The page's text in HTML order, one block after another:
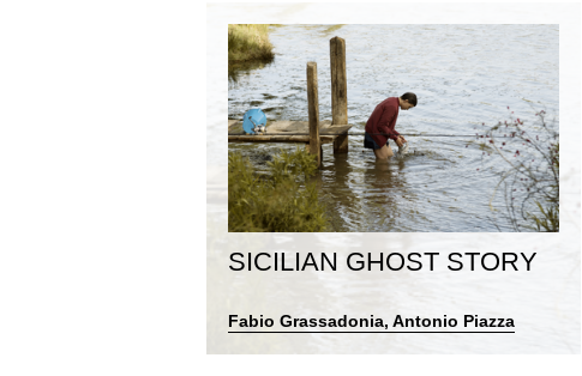
SICILIAN GHOST STORY
Fabio Grassadonia, Antonio Piazza